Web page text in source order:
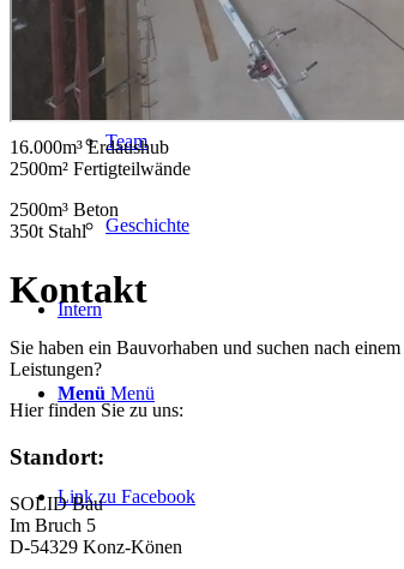
Kontakt
Team
Geschichte
Intern
Menü Menü
Link zu Facebook
16.000m³ Erdaushub
2500m² Fertigteilwände
2500m³ Beton
350t Stahl
Kontakt
Sie haben ein Bauvorhaben und suchen nach
Leistungen?
Hier finden Sie zu uns:
Standort:
SOLID Bau
Im Bruch 5
D-54329 Konz-Könen